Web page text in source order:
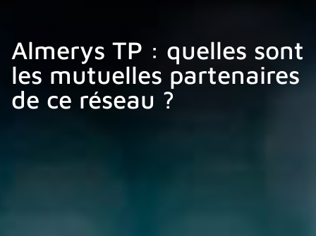
Almerys TP : quelles sont
les mutuelles partenaires
de ce réseau ?